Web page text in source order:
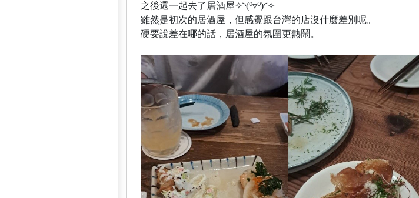
之後還一起去了居酒屋✧◝(⁰▿⁰)◜✧
雖然是初次的居酒屋，但感覺跟台灣的店沒什麼差別呢。
硬要說差在哪的話，居酒屋的氛圍更熱鬧。